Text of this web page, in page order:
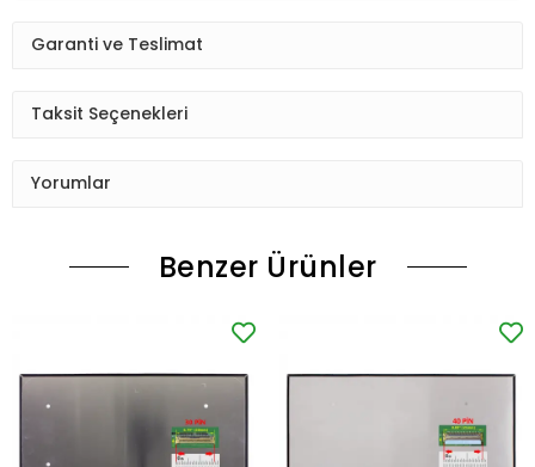
Garanti ve Teslimat
Taksit Seçenekleri
Yorumlar
Benzer Ürünler